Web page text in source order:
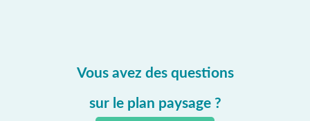
Vous avez des questions
sur le plan paysage ?